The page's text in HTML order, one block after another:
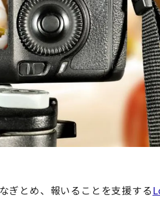
ぎとめ、報いることを支援する